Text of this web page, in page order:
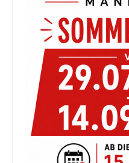
leasing / finanzierung
preistool
kalender
specials
tout terrain pamir
urban arrow